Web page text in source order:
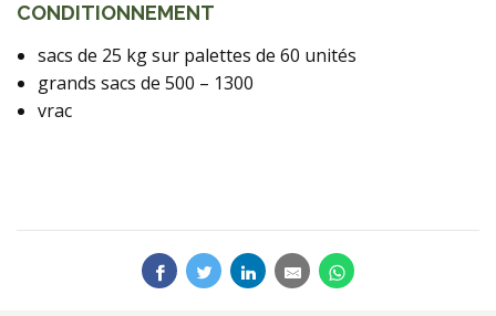
CONDITIONNEMENT
sacs de 25 kg sur palettes de 60 unités
grands sacs de 500 – 1300
vrac